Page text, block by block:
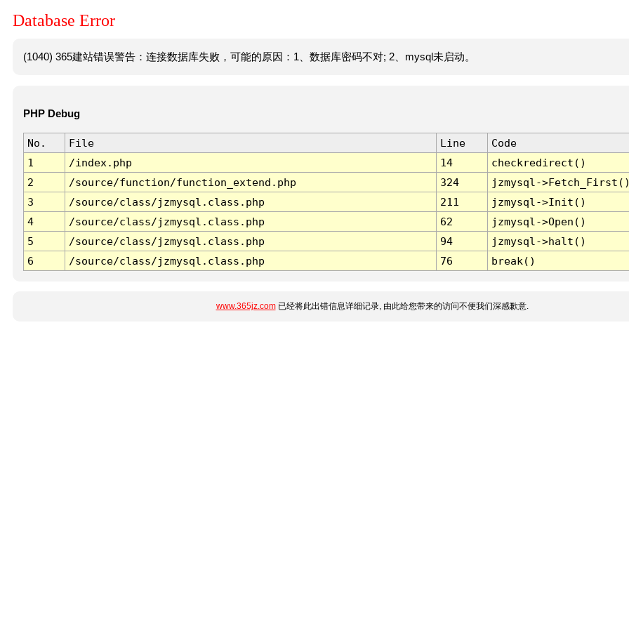
Database Error
(1040) 365建站错误警告：连接数据库失败，可能的原因：1、数据库密码不对; 2、mysql未启动。
PHP Debug
No. File Line
Code
1
/index.php 14
checkredirect()
2
/source/function/function_extend.php 324
jzmysql-
3
/source/class/jzmysql.class.php 211
jzmysql->Init()
4
/source/class/jzmysql.class.php 62
jzmysql->Open()
5
/source/class/jzmysql.class.php 94
jzmysql->halt()
6
/source/class/jzmysql.class.php 76 break()
www.365jz.com已经将此出错信息详细记录, 由此给您带来的访问不便我们深感歉意.